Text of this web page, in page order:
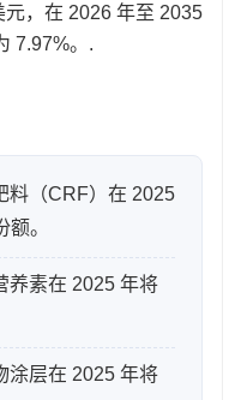
，在 2026 年至 2035
7.97%。.
料（CRF）在 2025
。
养素在 2025 年将
涂层在 2025 年将